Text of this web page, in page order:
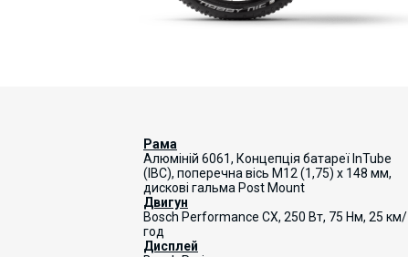
Рама
Алюміній 6061, Концепція батареї InTube
(IBC), поперечна вісь M12 (1,75) x 148 мм,
дискові гальма Post Mount
Двигун
Bosch Performance CX, 250 Вт, 75 Нм, 25 км/
год
Дисплей